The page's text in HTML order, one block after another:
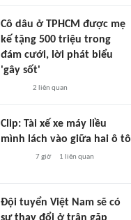
Cô dâu ở TPHCM được mẹ
kế tặng 500 triệu trong
đám cưới, lời phát biểu
'gây sốt'
2 liên quan
Clip: Tài xế xe máy liều
mình lách vào giữa hai ô tô
7 giờ 1 liên quan
Đội tuyển Việt Nam sẽ có